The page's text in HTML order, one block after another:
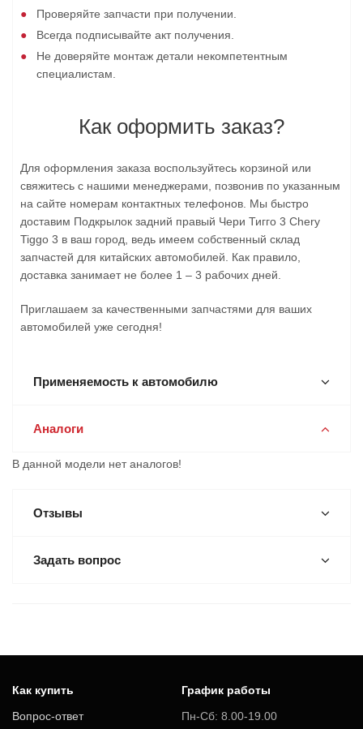
Проверяйте запчасти при получении.
Всегда подписывайте акт получения.
Не доверяйте монтаж детали некомпетентным
специалистам.
Как оформить заказ?
Для оформления заказа воспользуйтесь корзиной или
свяжитесь с нашими менеджерами, позвонив по указанным
на сайте номерам контактных телефонов. Мы быстро
доставим Подкрылок задний правый Чери Тигго 3 Chery
Tiggo 3 в ваш город, ведь имеем собственный склад
запчастей для китайских автомобилей. Как правило,
доставка занимает не более 1 – 3 рабочих дней.
Приглашаем за качественными запчастями для ваших
автомобилей уже сегодня!
Применяемость к автомобилю
Аналоги
В данной модели нет аналогов!
Отзывы
Задать вопрос
Как купить
Вопрос-ответ
График работы
Пн-Сб: 8.00-19.00